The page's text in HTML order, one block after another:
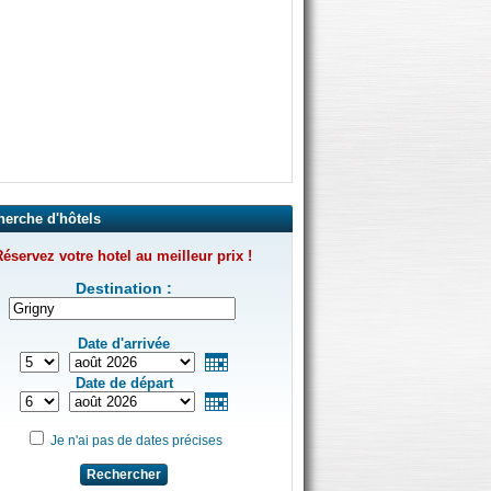
d'hôtels
votre hotel au meilleur prix !
Destination :
Date d'arrivée
Date de départ
Je n'ai pas de dates précises
Rechercher